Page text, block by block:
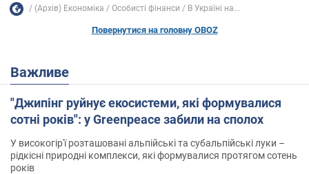
(Архів) Економіка Особисті фінанси В Україні на...
Повернутися на головну OBOZ
Важливе
"Джипінг руйнує екосистеми, які формувалися
сотні років": у Greenpeace забили на сполох
У високогір'ї розташовані альпійські та субальпійські луки –
рідкісні природні комплекси, які формувалися протягом сотень
років